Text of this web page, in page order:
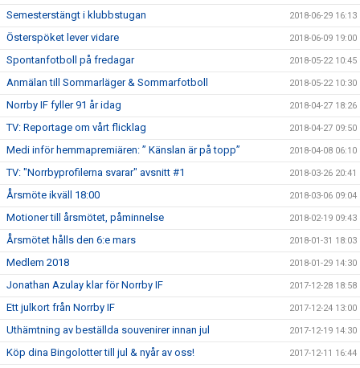
Semesterstängt i klubbstugan 2018-06-29 16:13
Österspöket lever vidare 2018-06-09 19:00
Spontanfotboll på fredagar 2018-05-22 10:45
Anmälan till Sommarläger & Sommarfotboll 2018-05-22 10:30
Norrby IF fyller 91 år idag 2018-04-27 18:26
TV: Reportage om vårt flicklag 2018-04-27 09:50
Medi inför hemmapremiären: ” Känslan är på topp” 2018-04-08 06:10
TV: "Norrbyprofilerna svarar" avsnitt #1 2018-03-26 20:41
Årsmöte ikväll 18:00 2018-03-06 09:04
Motioner till årsmötet, påminnelse 2018-02-19 09:43
Årsmötet hålls den 6:e mars 2018-01-31 18:03
Medlem 2018 2018-01-29 14:30
Jonathan Azulay klar för Norrby IF 2017-12-28 18:58
Ett julkort från Norrby IF 2017-12-24 13:00
Uthämtning av beställda souvenirer innan jul 2017-12-19 14:30
Köp dina Bingolotter till jul & nyår av oss! 2017-12-11 16:44